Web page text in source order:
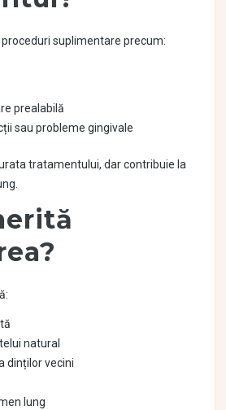
suplimentare precum:
prealabilă
sau probleme gingivale
tratamentului, dar contribuie la
natural
dinților vecini
lung